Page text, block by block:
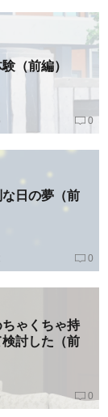
（前編）
0
日の夢（前
0
ちゃくちゃ持
討した（前
0